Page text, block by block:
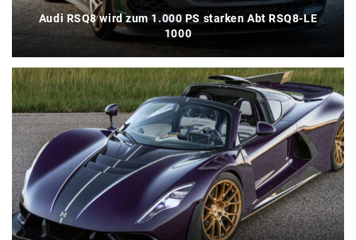
Audi RSQ8 wird zum 1.000 PS starken Abt RSQ8-LE
1000